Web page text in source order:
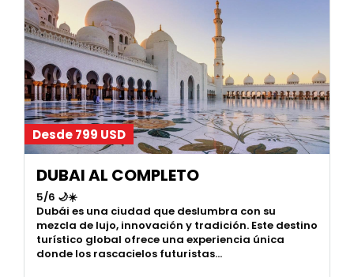
Desde 799 USD
DUBAI AL COMPLETO
5/6 🌙☀️
Dubái es una ciudad que deslumbra con su
mezcla de lujo, innovación y tradición. Este destino
turístico global ofrece una experiencia única
donde los rascacielos futuristas…